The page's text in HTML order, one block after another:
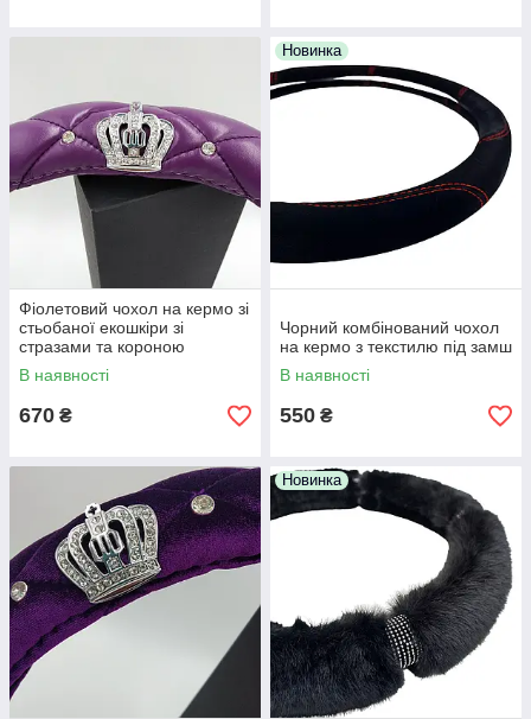
Фіолетовий чохол на кермо зі
стьобаної екошкіри зі
стразами та короною
В наявності
670 ₴
Новинка
Чорний комбінований чохол
на кермо з текстилю під замш
В наявності
550 ₴
Новинка